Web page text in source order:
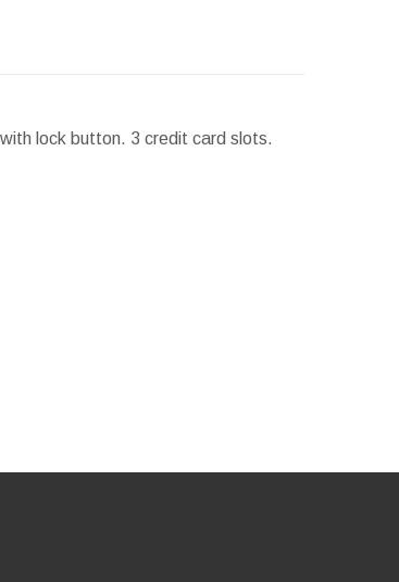
lock button. 3 credit card slots.